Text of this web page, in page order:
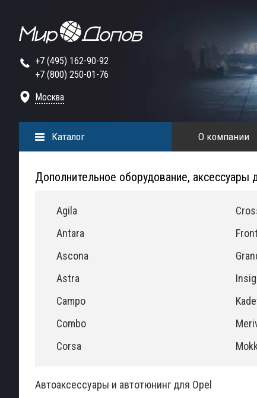
+7 (495) 162-90-92
+7 (800) 250-01-76
Москва
О компании
Каталог
Дополнительное оборудование, аксессуары
Agila
Antara
Ascona
Astra
Campo
Combo
Corsa
Автоаксессуары и автотюнинг для Opel